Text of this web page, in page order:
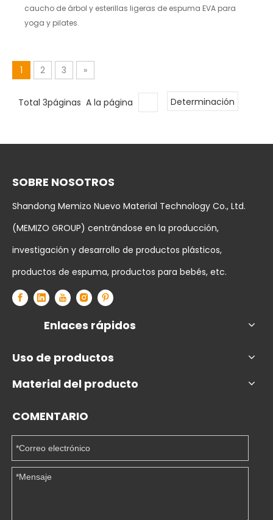
caucho de árbol y esterillas ligeras de espuma EVA para
yoga y pilates.
1 2 3 »
Total 3páginas A la página Determinación
SOBRE NOSOTROS
Shandong Memizo Nuevo Material Technology Co., Ltd.
(MEMIZO GROUP) centrándose en la producción,
investigación y desarrollo de productos plásticos,
productos de espuma, productos para bebés, etc.
Enlaces rápidos
Uso de productos
Material del producto
COMENTARIO